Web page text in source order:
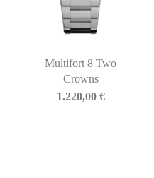
Multifort 8 Two
Crowns
1.220,00 €